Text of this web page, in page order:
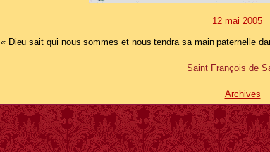
12 mai 2005
« Dieu sait qui nous sommes et nous tendra sa main paternelle
Saint François de
Archives